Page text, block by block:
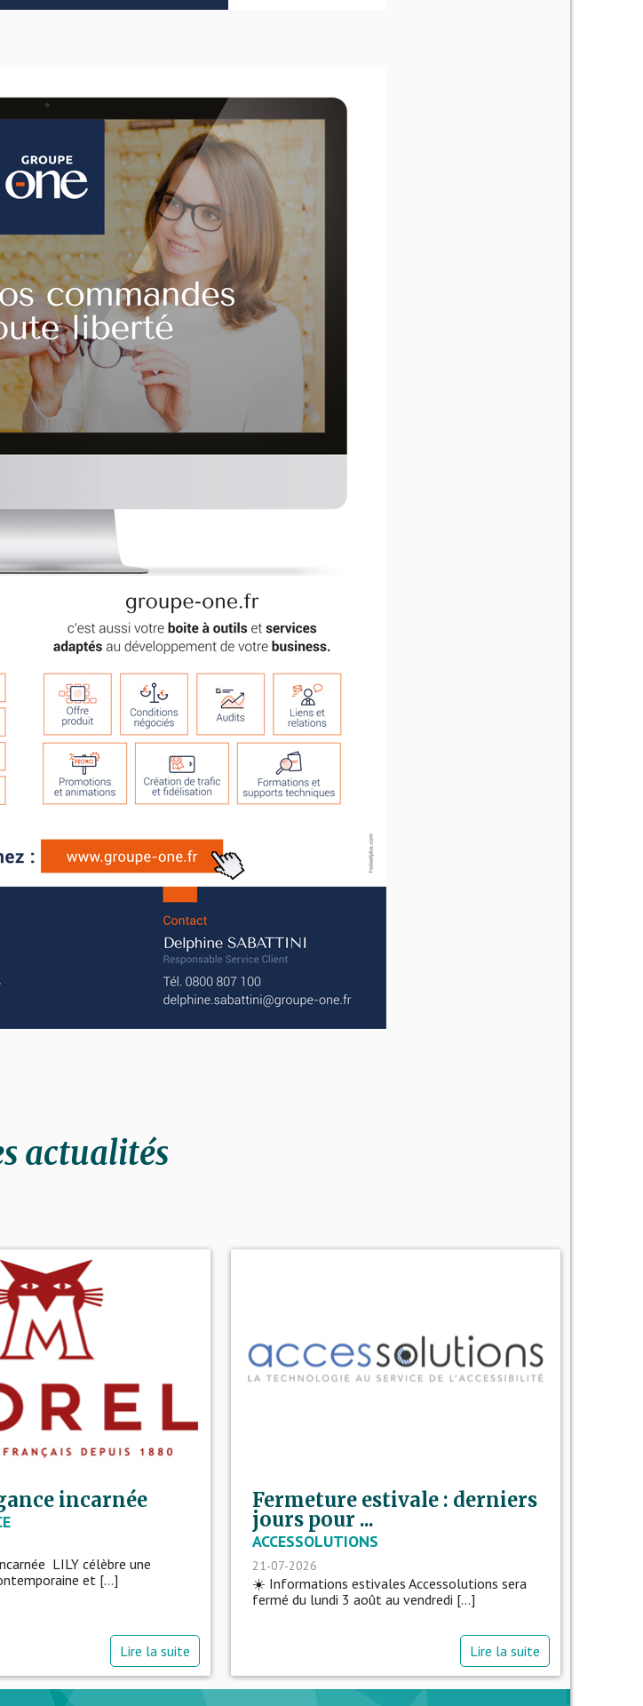
actualités
incarnée
LILY célèbre une
et [...]
Lire la suite
Fermeture estivale : derniers
jours pour ...
ACCESSOLUTIONS
21-07-2026
☀️ Informations estivales Accessolutions sera
fermé du lundi 3 août au vendredi [...]
Lire la suite